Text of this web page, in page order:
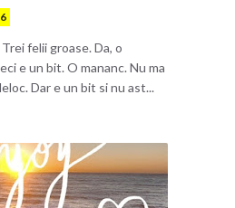
felii groase. Da, o
e un bit. O mananc. Nu ma
Dar e un bit si nu ast...